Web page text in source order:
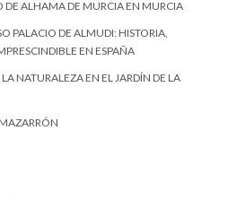
DE ALHAMA DE MURCIA EN MURCIA
PALACIO DE ALMUDI: HISTORIA,
EN ESPAÑA
NATURALEZA EN EL JARDÍN DE LA